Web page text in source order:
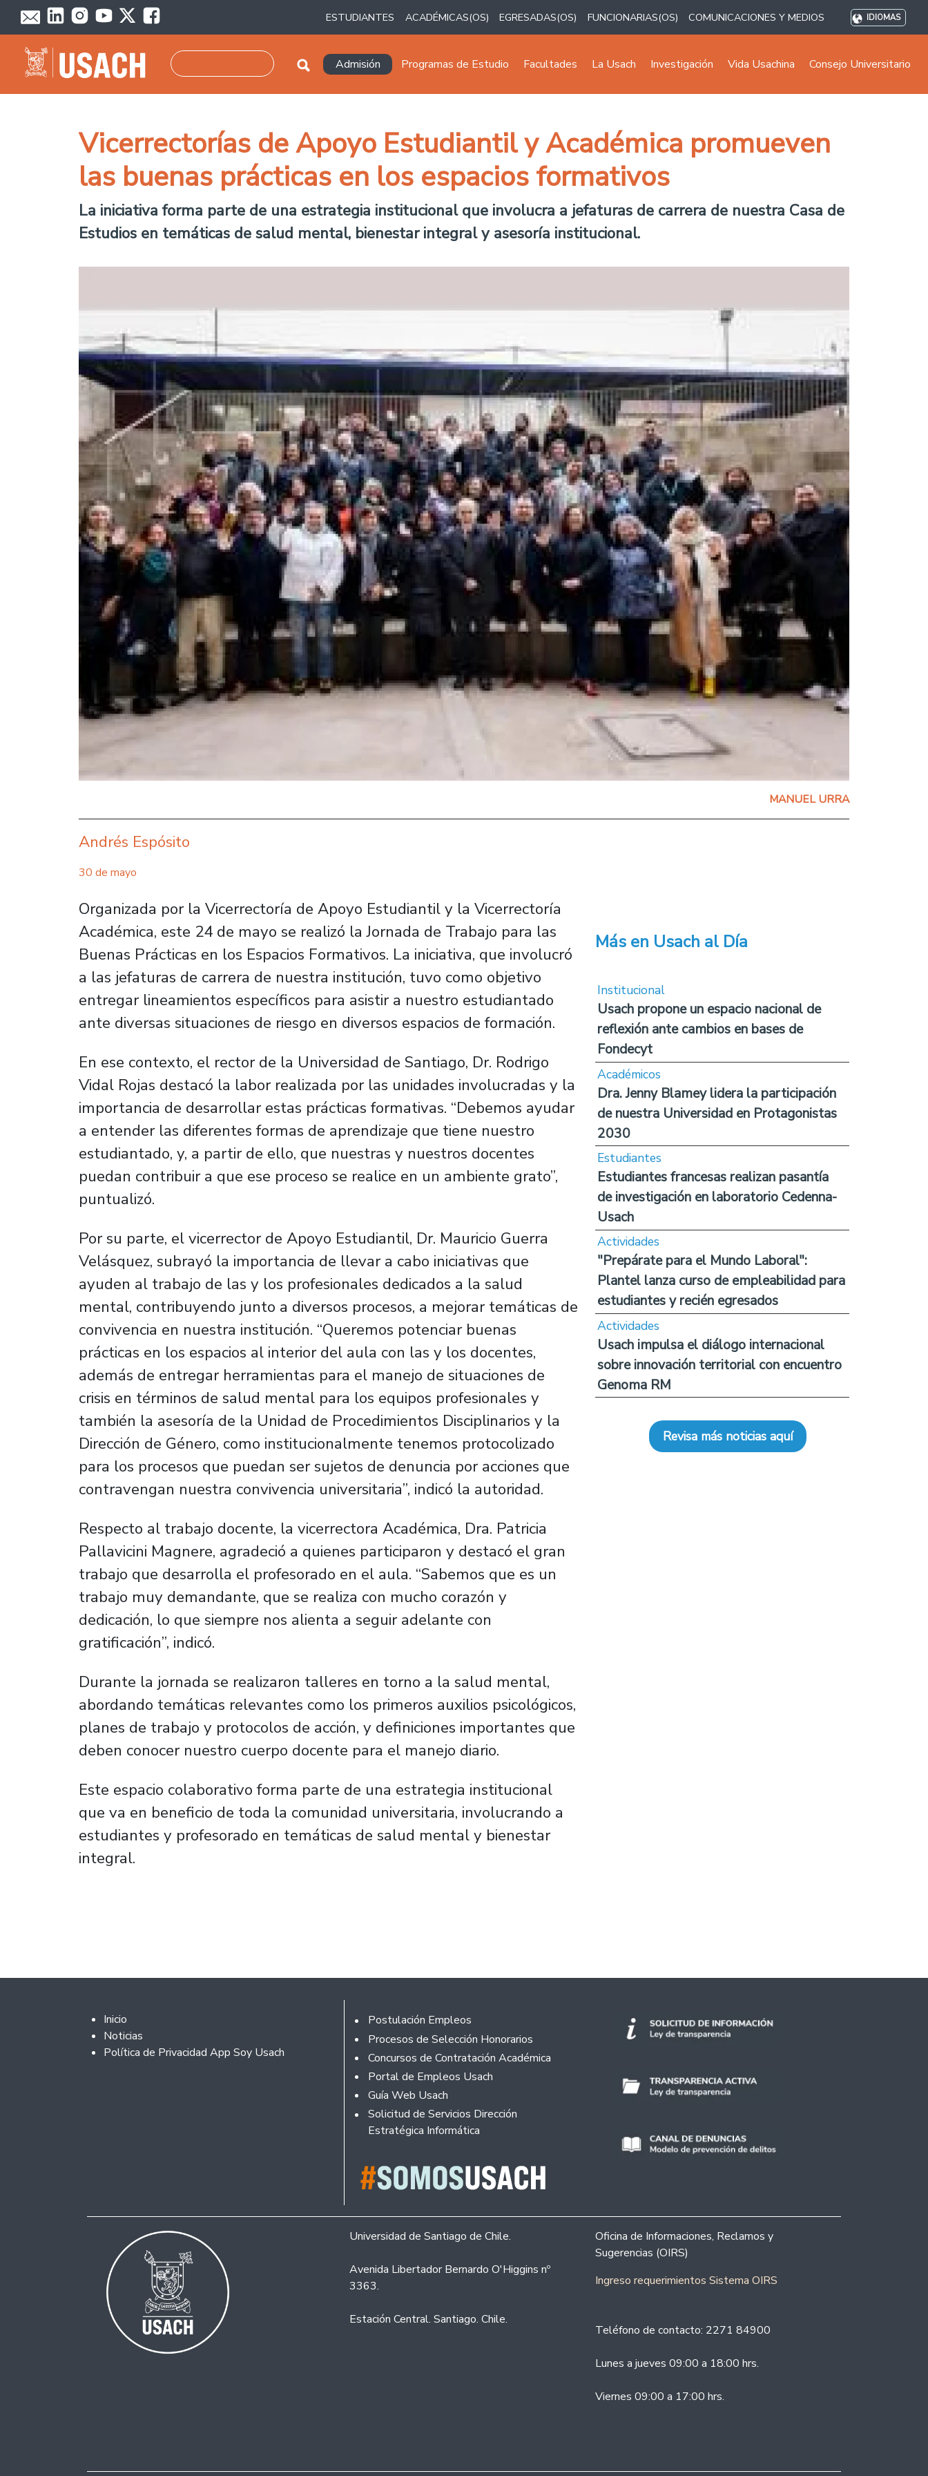
Pasar al contenido principal
ESTUDIANTES ACADÉMICAS(OS) EGRESADAS(OS) FUNCIONARIAS(OS) COMUNICACIONES Y MEDIOS IDIOMAS
Navegación principal
Admisión Programas de Estudio Facultades La Usach Investigación Vida Usachina Consejo Universitario
Vicerrectorías de Apoyo Estudiantil y Académica promueven
las buenas prácticas en los espacios formativos
La iniciativa forma parte de una estrategia institucional que involucra a jefaturas de carrera de nuestra Casa de
Estudios en temáticas de salud mental, bienestar integral y asesoría institucional.
MANUEL URRA
Andrés Espósito
30 de mayo
Organizada por la Vicerrectoría de Apoyo Estudiantil y la Vicerrectoría
Académica, este 24 de mayo se realizó la Jornada de Trabajo para las
Buenas Prácticas en los Espacios Formativos. La iniciativa, que involucró
a las jefaturas de carrera de nuestra institución, tuvo como objetivo
entregar lineamientos específicos para asistir a nuestro estudiantado
ante diversas situaciones de riesgo en diversos espacios de formación.
En ese contexto, el rector de la Universidad de Santiago, Dr. Rodrigo
Vidal Rojas destacó la labor realizada por las unidades involucradas y la
importancia de desarrollar estas prácticas formativas. “Debemos ayudar
a entender las diferentes formas de aprendizaje que tiene nuestro
estudiantado, y, a partir de ello, que nuestras y nuestros docentes
puedan contribuir a que ese proceso se realice en un ambiente grato”,
puntualizó.
Por su parte, el vicerrector de Apoyo Estudiantil, Dr. Mauricio Guerra
Velásquez, subrayó la importancia de llevar a cabo iniciativas que
ayuden al trabajo de las y los profesionales dedicados a la salud
mental, contribuyendo junto a diversos procesos, a mejorar temáticas de
convivencia en nuestra institución. “Queremos potenciar buenas
prácticas en los espacios al interior del aula con las y los docentes,
además de entregar herramientas para el manejo de situaciones de
crisis en términos de salud mental para los equipos profesionales y
también la asesoría de la Unidad de Procedimientos Disciplinarios y la
Dirección de Género, como institucionalmente tenemos protocolizado
para los procesos que puedan ser sujetos de denuncia por acciones que
contravengan nuestra convivencia universitaria”, indicó la autoridad.
Respecto al trabajo docente, la vicerrectora Académica, Dra. Patricia
Pallavicini Magnere, agradeció a quienes participaron y destacó el gran
trabajo que desarrolla el profesorado en el aula. “Sabemos que es un
trabajo muy demandante, que se realiza con mucho corazón y
dedicación, lo que siempre nos alienta a seguir adelante con
gratificación”, indicó.
Durante la jornada se realizaron talleres en torno a la salud mental,
abordando temáticas relevantes como los primeros auxilios psicológicos,
planes de trabajo y protocolos de acción, y definiciones importantes que
deben conocer nuestro cuerpo docente para el manejo diario.
Este espacio colaborativo forma parte de una estrategia institucional
que va en beneficio de toda la comunidad universitaria, involucrando a
estudiantes y profesorado en temáticas de salud mental y bienestar
integral.
Más en Usach al Día
Institucional
Usach propone un espacio nacional de
reflexión ante cambios en bases de
Fondecyt
Académicos
Dra. Jenny Blamey lidera la participación
de nuestra Universidad en Protagonistas
2030
Estudiantes
Estudiantes francesas realizan pasantía
de investigación en laboratorio Cedenna-
Usach
Actividades
"Prepárate para el Mundo Laboral":
Plantel lanza curso de empleabilidad para
estudiantes y recién egresados
Actividades
Usach impulsa el diálogo internacional
sobre innovación territorial con encuentro
Genoma RM
Revisa más noticias aquí
Footer 2
Inicio
Noticias
Política de Privacidad App Soy Usach
Footer
Postulación Empleos
Procesos de Selección Honorarios
Concursos de Contratación Académica
Portal de Empleos Usach
Guía Web Usach
Solicitud de Servicios Dirección
Estratégica Informática
Universidad de Santiago de Chile.
Avenida Libertador Bernardo O'Higgins nº
3363.
Estación Central. Santiago. Chile.
Oficina de Informaciones, Reclamos y
Sugerencias (OIRS)
Ingreso requerimientos Sistema OIRS
Teléfono de contacto: 2271 84900
Lunes a jueves 09:00 a 18:00 hrs.
Viernes 09:00 a 17:00 hrs.